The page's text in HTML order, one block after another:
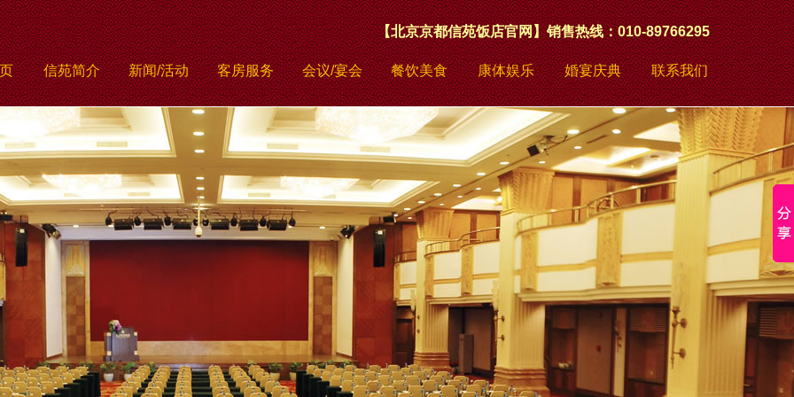
【北京京都信苑饭店官网】销售热线：010-89766295
信苑简介 新闻/活动 客房服务 会议/宴会 餐饮美食 康体娱乐 婚宴庆典 联系我们